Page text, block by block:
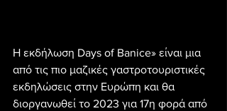
Η εκδήλωση Days of Banice» είναι μια
από τις πιο μαζικές γαστροτουριστικές
εκδηλώσεις στην Ευρώπη και θα
διοργανωθεί το 2023 για 17η φορά από